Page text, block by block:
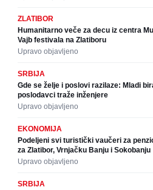
ZLATIBOR
Humanitarno veče za decu iz centra
Vajb festivala na Zlatiboru
Upravo objavljeno
SRBIJA
Gde se želje i poslovi razilaze: Mladi
poslodavci traže inženjere
Upravo objavljeno
EKONOMIJA
Podeljeni svi turistički vaučeri za
za Zlatibor, Vrnjačku Banju i Sokobanju
Upravo objavljeno
SRBIJA